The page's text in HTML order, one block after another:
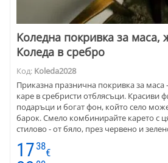
Kоледна покривка за маса,
Коледа в сребро
Код: Koleda2028
Приказна празнична покривка за
каре в сребристи отблясъци. Красиви
подаръци и богат фон, който село
барок. Смело комбинирайте карето с
стилово - от бяло, през червено и
Последното е хит на сезона.
богато жакардово каре за маса.
17 38
€